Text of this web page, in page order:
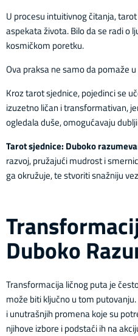
U procesu intuitivnog čitanja,
aspekata života. Bilo da se radi o
kosmičkom poretku.
Ova praksa ne samo da pomaže
Kroz tarot sjednice, pojedinci se
izuzetno ličan i transformativan,
ogledala duše, omogućavaju
Tarot sjednice: Duboko
razvoj, pružajući mudrost i
ga okružuje, te stvoriti snažniju
Duboko
Transformacija ličnog puta je
može biti ključno u tom
i unutrašnjih promena koje su
njihove izbore i podstaći ih na